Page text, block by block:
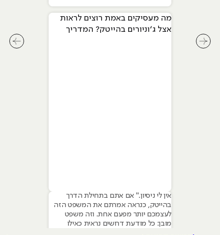
מה מעסיקים באמת רוצים לראות
אצל ג׳וניורים בהייטק? המדריך
אין לי ניסיון." אם אתם בתחילת הדרך
בהייטק, כנראה אמרתם את המשפט הזה
לעצמכם יותר מפעם אחת. וזה משפט
מובן: כל מודעת דרושים נראית כאילו
לחץ לחץ לשיקופית קודמת בסליידר מאמרים